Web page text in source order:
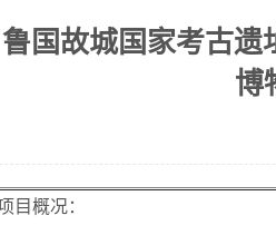
鲁国故城国家考古
博
目概况：